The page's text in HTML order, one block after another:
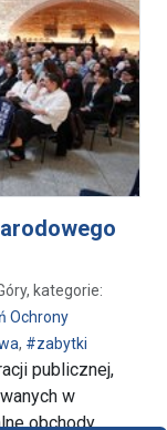
kategorie:
Ochrony
, #zabytki
publicznej,
w
obchody …